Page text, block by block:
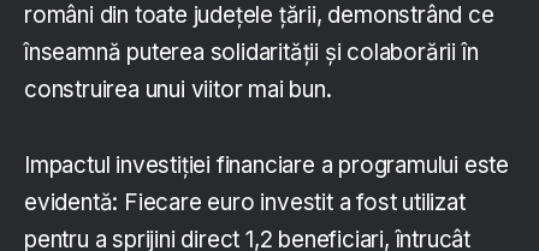
români din toate județele țării, demonstrând ce
înseamnă puterea solidarității și colaborării în
construirea unui viitor mai bun.
Impactul investiției financiare a programului este
evidentă: Fiecare euro investit a fost utilizat
pentru a sprijini direct 1,2 beneficiari, întrucât